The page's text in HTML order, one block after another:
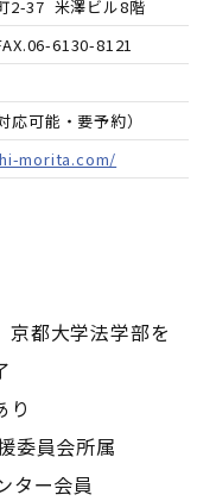
2-37 米澤ビル8階
06-6130-8121
可能・要予約）
morita.com/
都大学法学部を
り
委員会所属
ター会員